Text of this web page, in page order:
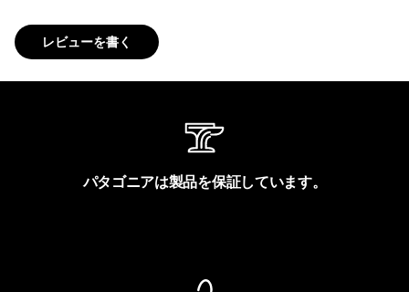
レビューを書く
パタゴニアは製品を保証しています。